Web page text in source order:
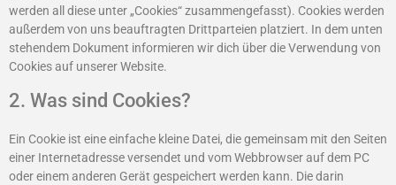
werden all diese unter „Cookies“ zusammengefasst). Cookies werden
außerdem von uns beauftragten Drittparteien platziert. In dem unten
stehendem Dokument informieren wir dich über die Verwendung von
Cookies auf unserer Website.
2. Was sind Cookies?
Ein Cookie ist eine einfache kleine Datei, die gemeinsam mit den Seiten
einer Internetadresse versendet und vom Webbrowser auf dem PC
oder einem anderen Gerät gespeichert werden kann. Die darin